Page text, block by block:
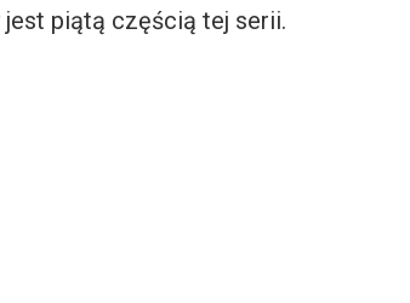
jest piątą częścią tej serii.